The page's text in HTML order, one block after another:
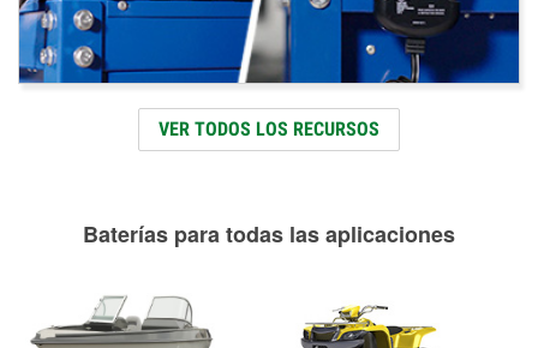
VER TODOS LOS RECURSOS
Baterías para todas las aplicaciones